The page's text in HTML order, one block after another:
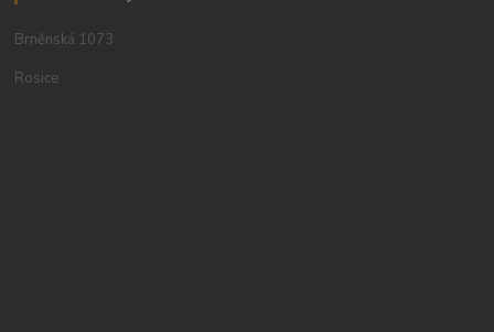
Brněnská 1073
Rosice